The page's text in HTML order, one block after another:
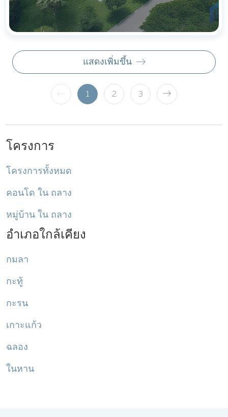
แสดงเพิ่มขึ้น
1 2 3
โครงการ
โครงการทั้งหมด
คอนโด ใน ถลาง
หมู่บ้าน ใน ถลาง
อำเภอใกล้เคียง
กมลา
กะทู้
กะรน
เกาะแก้ว
ฉลอง
ในหาน